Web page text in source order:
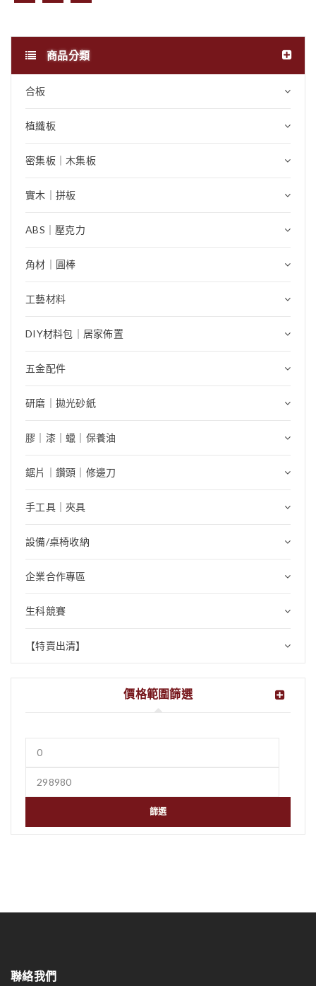
商品分類
合板
植纖板
密集板｜木集板
實木｜拼板
ABS｜壓克力
角材｜圓棒
工藝材料
DIY材料包｜居家佈置
五金配件
研磨｜拋光砂紙
膠｜漆｜蠟｜保養油
鋸片｜鑽頭｜修邊刀
手工具｜夾具
設備/桌椅收納
企業合作專區
生科競賽
【特賣出清】
價格範圍篩選
篩選
聯絡我們